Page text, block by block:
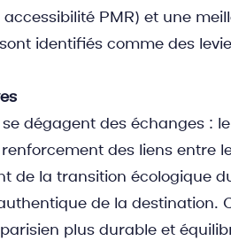
PMR) et une
identifiés comme des
dégagent des échanges :
des liens entre
de la transition écologique
de la destination.
plus durable et